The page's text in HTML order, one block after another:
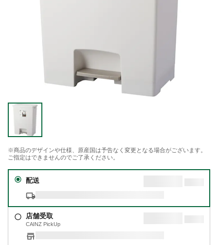
※商品のデザインや仕様、原産国は予告なく変更となる場合がございます。
ご指定はできませんのでご了承ください。
配送
店舗受取
CAINZ PickUp